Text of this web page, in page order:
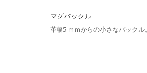
マグバックル
革幅5 ｍｍからの小さなバックル。